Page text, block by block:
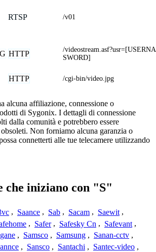
RTSP /v01
HTTP
/
SWORD]
HTTP /cgi-bin/video.jpg
alcuna affiliazione, connessione o
di Sygonix. I dettagli di connessione
dalla comunità e potrebbero essere
Non forniamo alcuna garanzia o
connetterti alle tue telecamere utilizzando
che iniziano con "S"
, Saance , Sab , Sacam , Saewit ,
, Safer , Safesky Cn , Safevant ,
, Samsco , Samsung , Sanan-cctv ,
, Sansco , Santachi , Santec-video ,